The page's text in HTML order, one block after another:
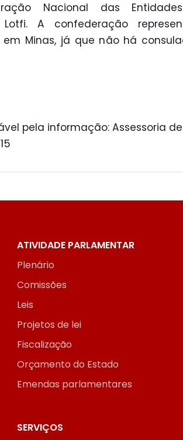
Nacional das Entidades
Lotfi. A confederação
em Minas, já que não há
pela informação: Assessoria
ATIVIDADE PARLAMENTAR
Plenário
Comissões
Leis
Projetos de lei
Fiscalização
Orçamento do Estado
Emendas parlamentares
SERVIÇOS